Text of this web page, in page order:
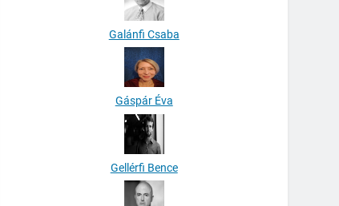
Galánfi Csaba
Gáspár Éva
Gellérfi Bence